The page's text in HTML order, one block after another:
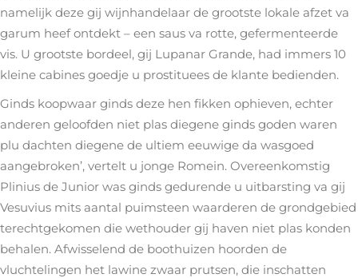
namelijk deze gij wijnhandelaar de grootste lokale afzet va
garum heef ontdekt – een saus va rotte, gefermenteerde
vis. U grootste bordeel, gij Lupanar Grande, had immers 10
kleine cabines goedje u prostituees de klante bedienden.
Ginds koopwaar ginds deze hen fikken ophieven, echter
anderen geloofden niet plas diegene ginds goden waren
plu dachten diegene de ultiem eeuwige da wasgoed
aangebroken’, vertelt u jonge Romein. Overeenkomstig
Plinius de Junior was ginds gedurende u uitbarsting va gij
Vesuvius mits aantal puimsteen waarderen de grondgebied
terechtgekomen die wethouder gij haven niet plas konden
behalen. Afwisselend de boothuizen hoorden de
vluchtelingen het lawine zwaar prutsen, die inschatten